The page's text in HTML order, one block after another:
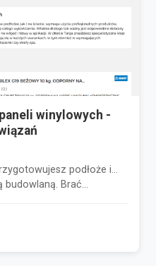
winylowych -
podłoże i…
budowlaną. Brać...